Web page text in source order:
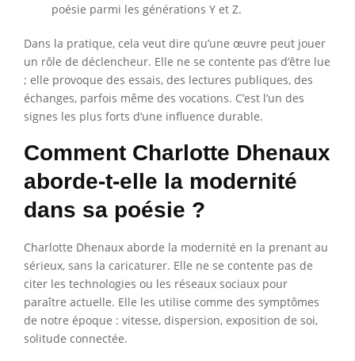
poésie parmi les générations Y et Z.
Dans la pratique, cela veut dire qu’une œuvre peut jouer
un rôle de déclencheur. Elle ne se contente pas d’être lue
; elle provoque des essais, des lectures publiques, des
échanges, parfois même des vocations. C’est l’un des
signes les plus forts d’une influence durable.
Comment Charlotte Dhenaux
aborde-t-elle la modernité
dans sa poésie ?
Charlotte Dhenaux aborde la modernité en la prenant au
sérieux, sans la caricaturer. Elle ne se contente pas de
citer les technologies ou les réseaux sociaux pour
paraître actuelle. Elle les utilise comme des symptômes
de notre époque : vitesse, dispersion, exposition de soi,
solitude connectée.